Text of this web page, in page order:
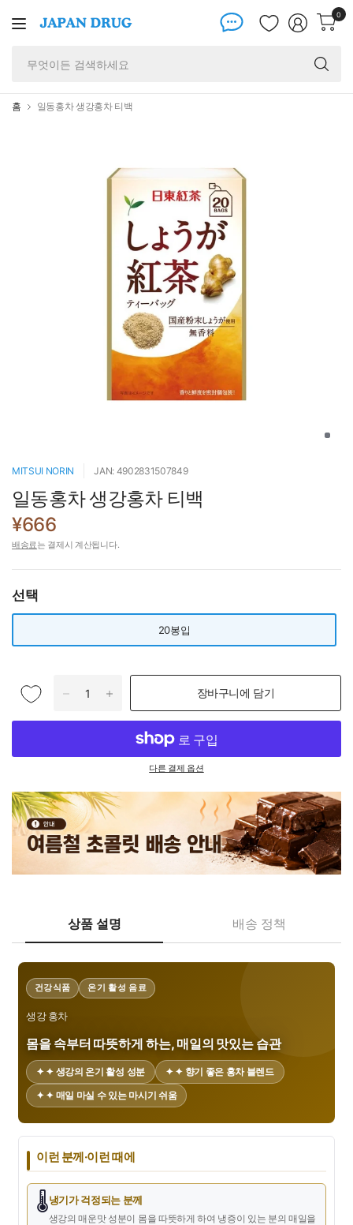
0
홈 일동홍차 생강홍차 티백
MITSUI NORIN JAN: 4902831507849
일동홍차 생강홍차 티백
¥666
배송료는 결제시 계산됩니다.
선택
20봉입
장바구니에 담기
다른 결제 옵션
상품 설명 배송 정책
건강식품 온기 활성 음료
생강 홍차
몸을 속부터 따뜻하게 하는, 매일의 맛있는 습관
✦ ✦ 생강의 온기 활성 성분
✦ ✦ 향기 좋은 홍차 블렌드
✦ ✦ 매일 마실 수 있는 마시기 쉬움
이런 분께·이런 때에
🌡️냉기가 걱정되는 분께
생강의 매운맛 성분이 몸을 따뜻하게 하여 냉증이 있는 분의 매일을